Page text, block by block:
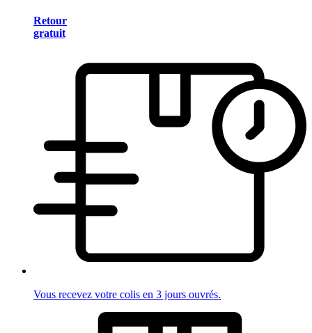
Retour
gratuit
Vous recevez votre colis en 3 jours ouvrés.